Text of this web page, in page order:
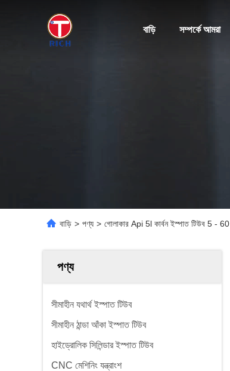
বাড়ি সম্পর্কে আমরা
বাড়ি > পণ্য > গোলাকার Api 5l কার্বন ইস্পাত টিউব 5 - 60
পণ্য
সীমাহীন যথার্থ ইস্পাত টিউব
সীমাহীন ঠান্ডা আঁকা ইস্পাত টিউব
হাইড্রোলিক সিলিন্ডার ইস্পাত টিউব
CNC মেশিনিং যন্ত্রাংশ